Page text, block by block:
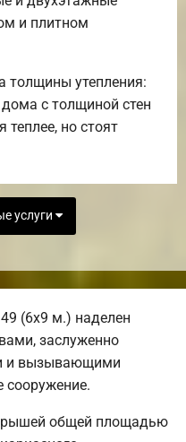
и плитном
толщины утепления:
с толщиной стен
но стоят
услуги
(6х9 м.) наделен
заслуженно
и вызывающими
сооружение.
общей площадью